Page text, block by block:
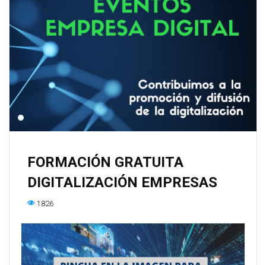
FORMACIÓN GRATUITA
DIGITALIZACIÓN EMPRESAS
1826